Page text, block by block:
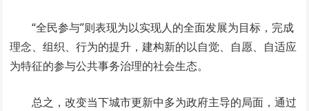
“全民参与”则表现为以实现人的全面发展为目标，完成
理念、组织、行为的提升，建构新的以自觉、自愿、自适应
为特征的参与公共事务治理的社会生态。
总之，改变当下城市更新中多为政府主导的局面，通过